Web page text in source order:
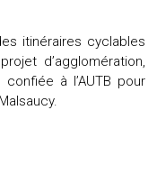
itinéraires cyclables
d’agglomération,
à l’AUTB pour